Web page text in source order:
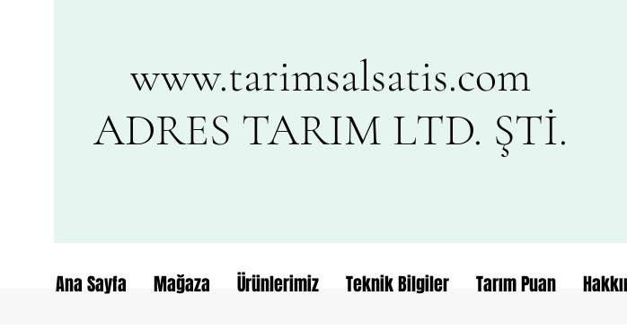
www.tarimsalsatis.com
ADRES TARIM LTD. ŞTİ.
Ana Sayfa Mağaza Ürünlerimiz Teknik Bilgiler Tarım Puan